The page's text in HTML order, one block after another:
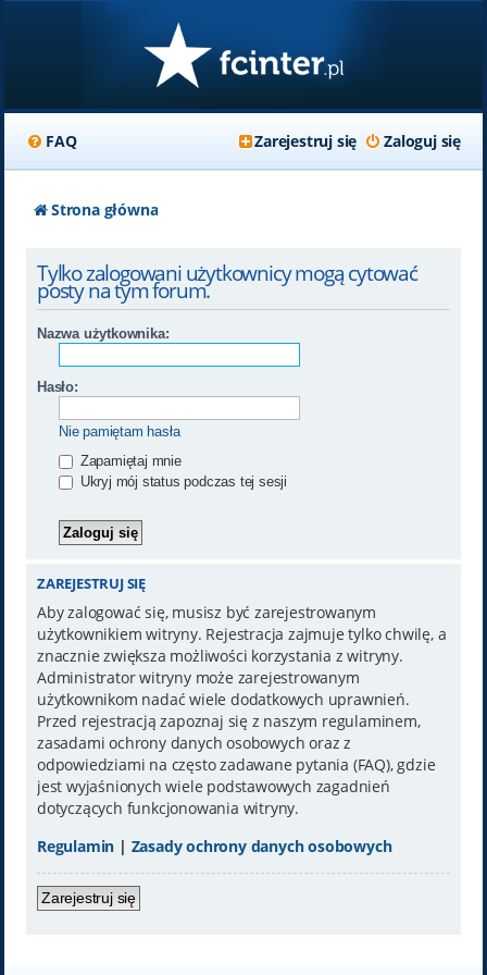
FAQ Zaloguj się
Zarejestruj się
Strona główna
Tylko zalogowani użytkownicy mogą cytować
posty na tym forum.
Nazwa użytkownika:
Hasło:
Nie pamiętam hasła
Zapamiętaj mnie
Ukryj mój status podczas tej sesji
ZAREJESTRUJ SIĘ
Aby zalogować się, musisz być zarejestrowanym
użytkownikiem witryny. Rejestracja zajmuje tylko chwilę, a
znacznie zwiększa możliwości korzystania z witryny.
Administrator witryny może zarejestrowanym
użytkownikom nadać wiele dodatkowych uprawnień.
Przed rejestracją zapoznaj się z naszym regulaminem,
zasadami ochrony danych osobowych oraz z
odpowiedziami na często zadawane pytania (FAQ), gdzie
jest wyjaśnionych wiele podstawowych zagadnień
dotyczących funkcjonowania witryny.
Regulamin | Zasady ochrony danych osobowych
Zarejestruj się